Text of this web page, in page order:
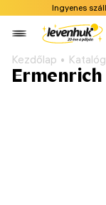
Ingyenes
Kezdőlap
Ermenrich